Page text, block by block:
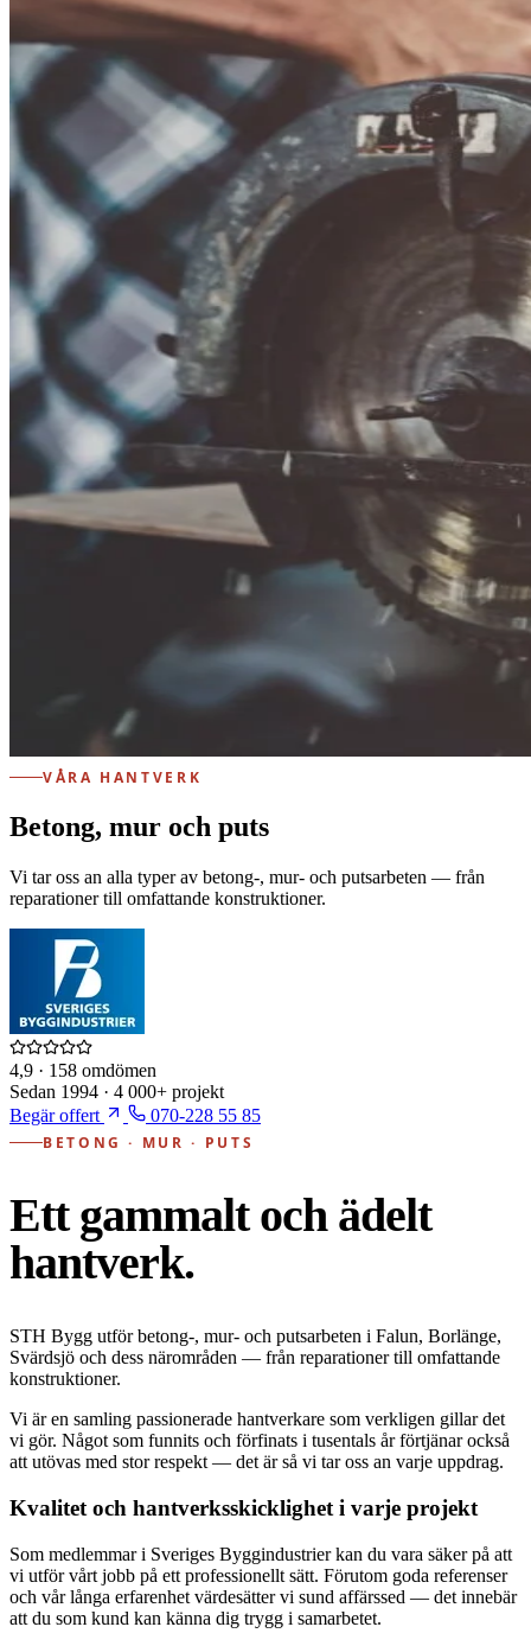
VÅRA HANTVERK
Betong, mur och puts
Vi tar oss an alla typer av betong-, mur- och putsarbeten — från
reparationer till omfattande konstruktioner.
4,9 · 158 omdömen
Sedan 1994 · 4 000+ projekt
Begär offert
070-228 55 85
BETONG · MUR · PUTS
Ett gammalt och ädelt
hantverk.
STH Bygg utför betong-, mur- och putsarbeten i Falun, Borlänge,
Svärdsjö och dess närområden — från reparationer till omfattande
konstruktioner.
Vi är en samling passionerade hantverkare som verkligen gillar det
vi gör. Något som funnits och förfinats i tusentals år förtjänar också
att utövas med stor respekt — det är så vi tar oss an varje uppdrag.
Kvalitet och hantverksskicklighet i varje projekt
Som medlemmar i Sveriges Byggindustrier kan du vara säker på att
vi utför vårt jobb på ett professionellt sätt. Förutom goda referenser
och vår långa erfarenhet värdesätter vi sund affärssed — det innebär
att du som kund kan känna dig trygg i samarbetet.